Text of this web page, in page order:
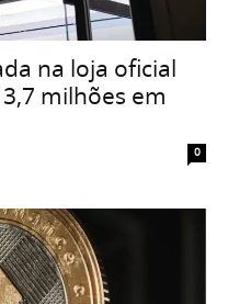
na loja oficial
milhões em
0